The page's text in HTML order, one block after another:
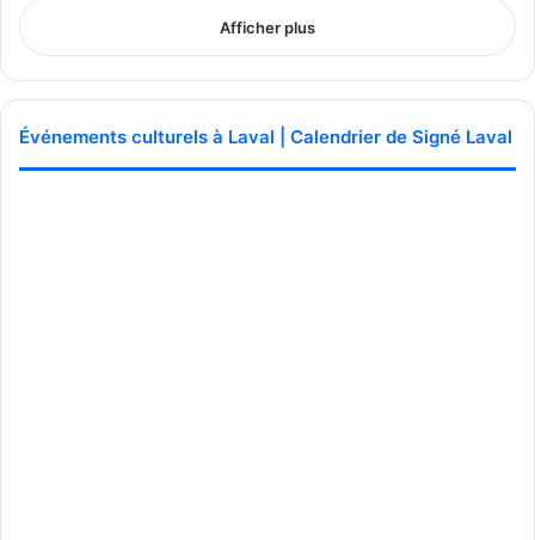
Afficher plus
Événements culturels à Laval | Calendrier de Signé Laval